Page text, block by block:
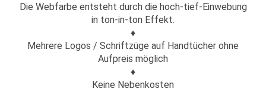
Die Webfarbe entsteht durch die hoch-tief-Einwebung
in ton-in-ton Effekt.
♦
Mehrere Logos / Schriftzüge auf Handtücher ohne
Aufpreis möglich
♦
Keine Nebenkosten